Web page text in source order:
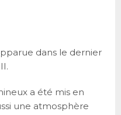
dans le dernier
a été mis en
une atmosphère